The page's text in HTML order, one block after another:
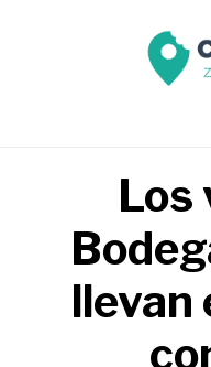
Los
llevan